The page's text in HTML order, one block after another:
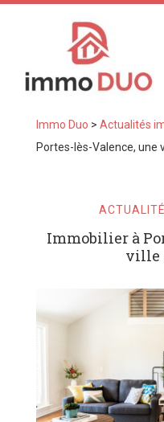
Immo Duo > Actualités
Portes-lès-Valence, une
Immobilier à
ville